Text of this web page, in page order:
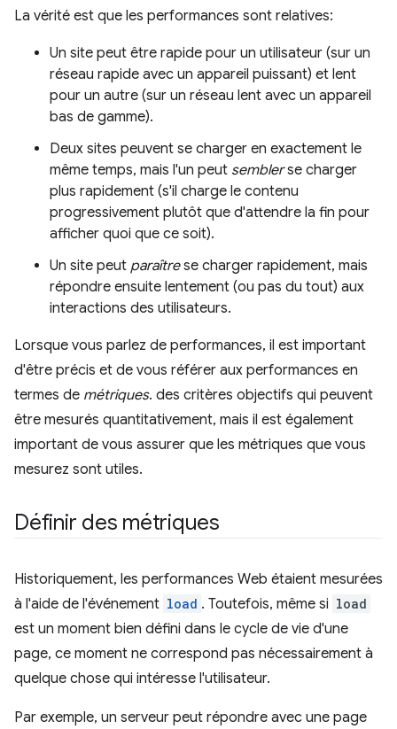
La vérité est que les performances sont relatives:
Un site peut être rapide pour un utilisateur (sur un
réseau rapide avec un appareil puissant) et lent
pour un autre (sur un réseau lent avec un appareil
bas de gamme).
Deux sites peuvent se charger en exactement le
même temps, mais l'un peut semblerse charger
plus rapidement (s'il charge le contenu
progressivement plutôt que d'attendre la fin pour
afficher quoi que ce soit).
Un site peut paraîtrese charger rapidement, mais
répondre ensuite lentement (ou pas du tout) aux
interactions des utilisateurs.
Lorsque vous parlez de performances, il est important
d'être précis et de vous référer aux performances en
termes de métriques. des critères objectifs qui peuvent
être mesurés quantitativement, mais il est également
important de vous assurer que les métriques que vous
mesurez sont utiles.
Définir des métriques
Historiquement, les performances Web étaient mesurées
à l'aide de l'événement load . Toutefois, même si load
est un moment bien défini dans le cycle de vie d'une
page, ce moment ne correspond pas nécessairement à
quelque chose qui intéresse l'utilisateur.
Par exemple, un serveur peut répondre avec une page